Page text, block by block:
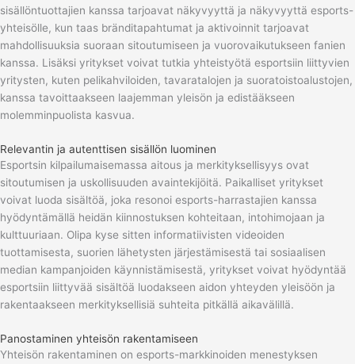
sisällöntuottajien kanssa tarjoavat näkyvyyttä ja näkyvyyttä esports-
yhteisölle, kun taas bränditapahtumat ja aktivoinnit tarjoavat
mahdollisuuksia suoraan sitoutumiseen ja vuorovaikutukseen fanien
kanssa. Lisäksi yritykset voivat tutkia yhteistyötä esportsiin liittyvien
yritysten, kuten pelikahviloiden, tavaratalojen ja suoratoistoalustojen,
kanssa tavoittaakseen laajemman yleisön ja edistääkseen
molemminpuolista kasvua.
Relevantin ja autenttisen sisällön luominen
Esportsin kilpailumaisemassa aitous ja merkityksellisyys ovat
sitoutumisen ja uskollisuuden avaintekijöitä. Paikalliset yritykset
voivat luoda sisältöä, joka resonoi esports-harrastajien kanssa
hyödyntämällä heidän kiinnostuksen kohteitaan, intohimojaan ja
kulttuuriaan. Olipa kyse sitten informatiivisten videoiden
tuottamisesta, suorien lähetysten järjestämisestä tai sosiaalisen
median kampanjoiden käynnistämisestä, yritykset voivat hyödyntää
esportsiin liittyvää sisältöä luodakseen aidon yhteyden yleisöön ja
rakentaakseen merkityksellisiä suhteita pitkällä aikavälillä.
Panostaminen yhteisön rakentamiseen
Yhteisön rakentaminen on esports-markkinoiden menestyksen